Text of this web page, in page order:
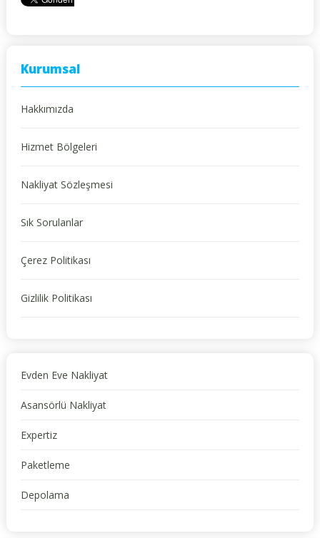
Kurumsal
Hakkımızda
Hizmet Bölgeleri
Nakliyat Sözleşmesi
Sık Sorulanlar
Çerez Politikası
Gizlilik Politikası
Evden Eve Nakliyat
Asansörlü Nakliyat
Expertiz
Paketleme
Depolama